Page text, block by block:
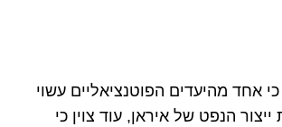
אחד מהיעדים הפוטנציאליים עשוי
הנפט של איראן, עוד צוין כי